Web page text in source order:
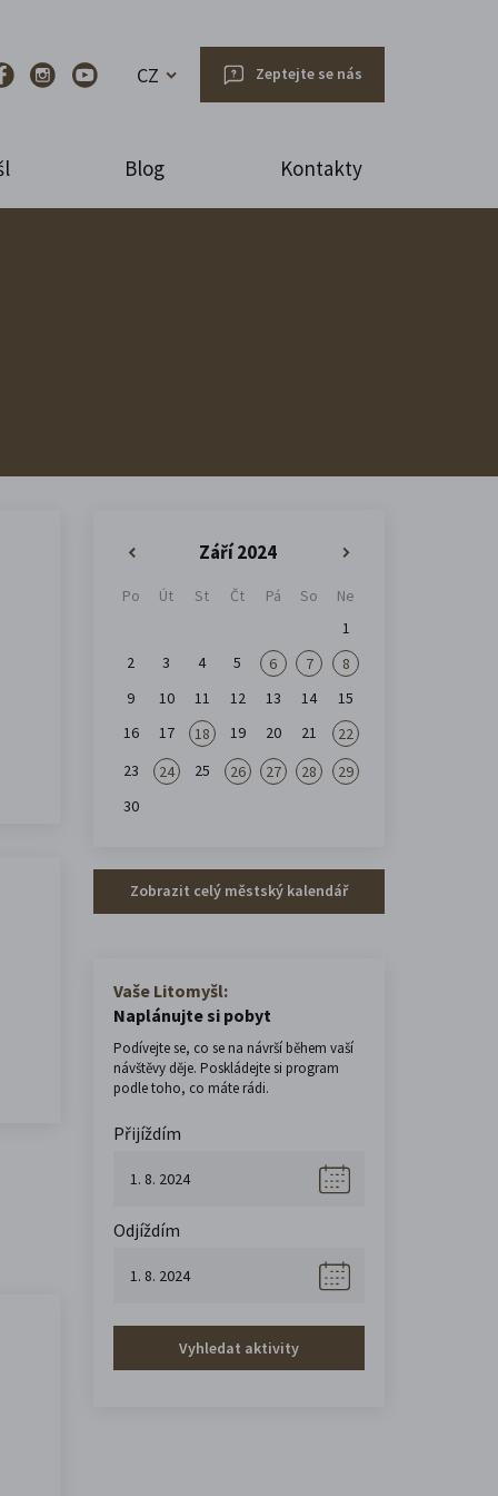
CZ Zeptejte se nás
Blog Kontakty
Září 2024
Po Út St Čt Pá So
Ne
1
2
3 4 5 6 7
8
9
10 11 12 13 14
15
16
17 18 19 20 21
22
23
24 25 26 27 28
29
30
Zobrazit celý městský kalendář
Vaše Litomyšl:
Naplánujte si pobyt
Podívejte se, co se na návrší během vaší
návštěvy děje. Poskládejte si program
podle toho, co máte rádi.
Přijíždím
Odjíždím
Vyhledat aktivity